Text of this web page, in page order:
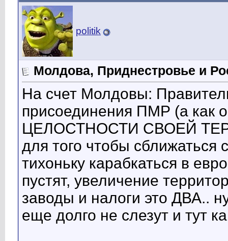
politik
Молдова, Приднестровье и
На счет Молдовы:
присоединения ПМР (а
ЦЕЛОСТНОСТИ СВОЕЙ
для того чтобы
тихоньку карабкаться в
пустят, увеличение
заводы и налоги это ДВА..
еще долго не слезут и тут